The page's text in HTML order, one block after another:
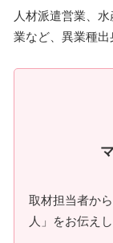
人材派遣営業、
業など、異業種
取材担当者か
人」をお伝え